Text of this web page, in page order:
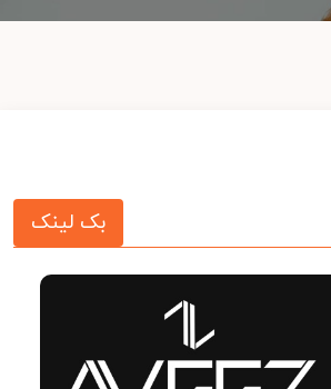
بک لینک